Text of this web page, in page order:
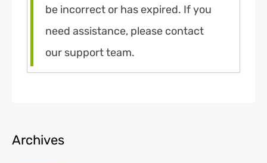
be incorrect or has expired. If you
need assistance, please contact
our support team.
Archives